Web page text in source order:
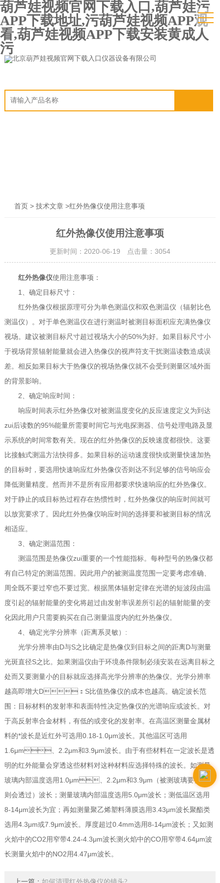
葫芦娃视频官网下载入口,葫芦娃污
APP下载地址,污葫芦娃视频APP观
看,葫芦娃视频APP下载安装黄成人
污
首页> 技术文章>红外热像仪使用注意事项
红外热像仪使用注意事项
更新时间：2020-06-19 点击量： 3054
红外热像仪使用注意事项：
1、确定目标尺寸：
红外热像仪根据原理可分为单色测温仪和双色测温仪（辐射比色
测温仪）。对于单色测温仪在进行测温时被测目标面积应充满热像仪
视场。建议被测目标尺寸超过视场大小的50%为好。如果目标尺寸小
于视场背景辐射能量就会进入热像仪的视声符支干扰测温读数造成误
差。相反如果目标大于热像仪的视场热像仪就不会受到测量区域外面
的背景影响。
2、确定响应时间：
响应时间表示红外热像仪对被测温度变化的反应速度定义为到达
zui后读数的95%能量所需要时间它与光电探测器、信号处理电路及显
示系统的时间常数有关。现在的红外热像仪的反映速度都很快。这要
比接触式测温方法快得多。如果目标的运动速度很快或测量快速加热
的目标时，要选用快速响应红外热像仪否则达不到足够的信号响应会
降低测量精度。然而并不是所有应用都要求快速响应的红外热像仪。
对于静止的或目标热过程存在热惯性时，红外热像仪的响应时间就可
以放宽要求了。因此红外热像仪响应时间的选择要和被测目标的情况
相适应。
3、确定测温范围：
测温范围是热像仪zui重要的一个性能指标。每种型号的热像仪都
有自己特定的测温范围。因此用户的被测温度范围一定要考虑准确、
周全既不要过窄也不要过宽。根据黑体辐射定律在光谱的短波段由温
度引起的辐射能量的变化将超过由发射率误差所引起的辐射能量的变
化因此用户只需要购买在自己测量温度内的红外热像仪。
4、确定光学分辨率（距离系灵敏）:
光学分辨率由D与S之比确定是热像仪到目标之间的距离D与测量
光斑直径S之比。如果测温仪由于环境条件限制必须安装在远离目标之
处而又要测量小的目标就应选择高光学分辨率的热像仪。光学分辨率
越高即增大D：S比值热像仪的成本也越高。确定波长范
围：目标材料的发射率和表面特性决定热像仪的光谱响应或波长。对
于高反射率合金材料，有低的或变化的发射率。在高温区测量金属材
料的*波长是近红外可选用0.18-1.0μm波长。其他温区可选用
1.6μm、2.2μm和3.9μm波长。由于有些材料在一定波长是透
明的红外能量会穿透这些材料对这种材料应选择特殊的波长。如测量
玻璃内部温度选用1.0μm、2.2μm和3.9μm（被测玻璃要很厚否
则会透过）波长；测量玻璃内部温度选用5.0μm波长；测低温区选用
8-14μm波长为宜；再如测量聚乙烯塑料薄膜选用3.43μm波长聚酯类
选用4.3μm或7.9μm波长。厚度超过0.4mm选用8-14μm波长；又如测
火焰中的CO2用窄带4.24-4.3μm波长测火焰中的CO用窄带4.64μm波
长测量火焰中的NO2用4.47μm波长。